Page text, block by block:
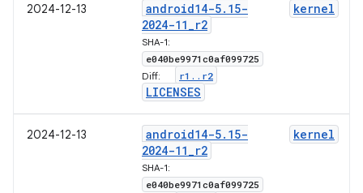
2024-12-13 android14-5. 15-
2024-11_r2
SHA-1:
e040be9971c0af099725
Diff: r1 . . r2
LICENSES
kernel
2024-12-13 android14-5. 15-
2024-11_r2
SHA-1:
e040be9971c0af099725
kernel